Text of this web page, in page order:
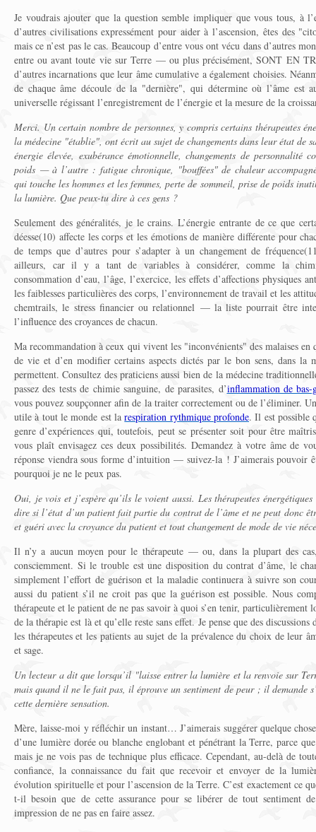
Je voudrais ajouter que la question semble impliquer que vous tous, à
d’autres civilisations expressément pour aider à l’ascension, êtes des
mais ce n’est pas le cas. Beaucoup d’entre vous ont vécu dans d’autres
entre ou avant toute vie sur Terre — ou plus précisément, SONT EN
d’autres incarnations que leur âme cumulative a également choisies.
de chaque âme découle de la "dernière", qui détermine où l’âme est
universelle régissant l’enregistrement de l’énergie et la mesure de la
Merci. Un certain nombre de personnes, y compris certains thérapeutes
la médecine "établie", ont écrit au sujet de changements dans leur état de
énergie élevée, exubérance émotionnelle, changements de personnalité
poids — à l’autre : fatigue chronique, "bouffées" de chaleur
qui touche les hommes et les femmes, perte de sommeil, prise de poids
la lumière. Que peux-tu dire à ces gens ?
Seulement des généralités, je le crains. L’énergie entrante de ce que
déesse(10) affecte les corps et les émotions de manière différente pour
de temps que d’autres pour s’adapter à un changement de
ailleurs, car il y a tant de variables à considérer, comme la
consommation d’eau, l’âge, l’exercice, les effets d’affections physiques
les faiblesses particulières des corps, l’environnement de travail et les
chemtrails, le stress financier ou relationnel — la liste pourrait être
l’influence des croyances de chacun.
Ma recommandation à ceux qui vivent les "inconvénients" des malaises en
de vie et d’en modifier certains aspects dictés par le bon sens, dans la
permettent. Consultez des praticiens aussi bien de la médecine
passez des tests de chimie sanguine, de parasites, d’inflammation de bas-
vous pouvez soupçonner afin de la traiter correctement ou de l’éliminer.
utile à tout le monde est larespiration rythmique profonde. Il est possible
genre d’expériences qui, toutefois, peut se présenter soit pour être
vous plaît envisagez ces deux possibilités. Demandez à votre âme de
réponse viendra sous forme d’intuition — suivez-la ! J’aimerais pouvoir
pourquoi je ne le peux pas.
Oui, je vois et j’espère qu’ils le voient aussi. Les thérapeutes
dire si l’état d’un patient fait partie du contrat de l’âme et ne peut donc
et guéri avec la croyance du patient et tout changement de mode de vie
Il n’y a aucun moyen pour le thérapeute — ou, dans la plupart des
consciemment. Si le trouble est une disposition du contrat d’âme, le
simplement l’effort de guérison et la maladie continuera à suivre son
aussi du patient s’il ne croit pas que la guérison est possible. Nous
thérapeute et le patient de ne pas savoir à quoi s’en tenir, particulièrement
de la thérapie est là et qu’elle reste sans effet. Je pense que des
les thérapeutes et les patients au sujet de la prévalence du choix de leur
et sage.
Un lecteur a dit que lorsqu’il "laisse entrer la lumière et la renvoie sur
mais quand il ne le fait pas, il éprouve un sentiment de peur ; il demande
cette dernière sensation.
Mère, laisse-moi y réfléchir un instant… J’aimerais suggérer quelque
d’une lumière dorée ou blanche englobant et pénétrant la Terre, parce
mais je ne vois pas de technique plus efficace. Cependant, au-delà de
confiance, la connaissance du fait que recevoir et envoyer de la
évolution spirituelle et pour l’ascension de la Terre. C’est exactement ce
t-il besoin que de cette assurance pour se libérer de tout sentiment
impression de ne pas en faire assez.